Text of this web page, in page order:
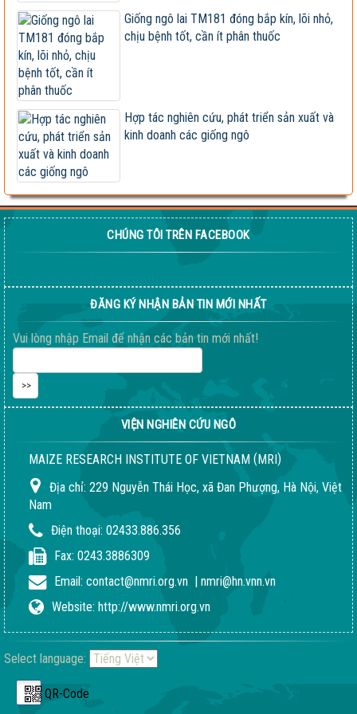
Vietseed độc quyền hợp tác phát triển giống ngô lai
VS201
Giống ngô TM181: Lấy hạt rất tốt, lấy sinh khối
cũng hay!
HỘI THẢO KHOA HỌC “TỔNG KẾT CÔNG TÁC
NGHIÊN CỨU KHOA HỌC VÀ...
Giúp nông dân sản xuất ngô sinh khối theo tư duy
thị trường
Thông báo tuyển dụng 2022
Giống ngô lai TM181 đóng bắp kín, lõi nhỏ,
chịu bệnh tốt, cần ít phân thuốc
Hợp tác nghiên cứu, phát triển sản xuất và
kinh doanh các giống ngô
CHÚNG TÔI TRÊN FACEBOOK
ĐĂNG KÝ NHẬN BẢN TIN MỚI NHẤT
Vui lòng nhập Email để nhận các bản tin mới nhất!
VIỆN NGHIÊN CỨU NGÔ
MAIZE RESEARCH INSTITUTE OF VIETNAM (MRI)
Địa chỉ: 229 Nguyễn Thái Học, xã Đan Phượng, Hà Nội, Việt
Nam
Điện thoại: 02433.886.356
Fax: 0243.3886309
Email: contact@nmri.org.vn | nmri@hn.vnn.vn
Website: http://www.nmri.org.vn
Select language:
QR-Code